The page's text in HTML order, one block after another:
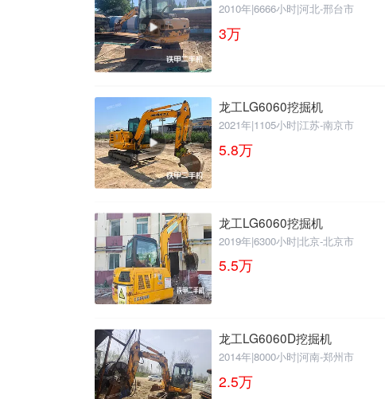
2010年|6666小时|河北-邢台市
3万
龙工LG6060挖掘机
2021年|1105小时|江苏-南京市
5.8万
龙工LG6060挖掘机
2019年|6300小时|北京-北京市
5.5万
龙工LG6060D挖掘机
2014年|8000小时|河南-郑州市
2.5万